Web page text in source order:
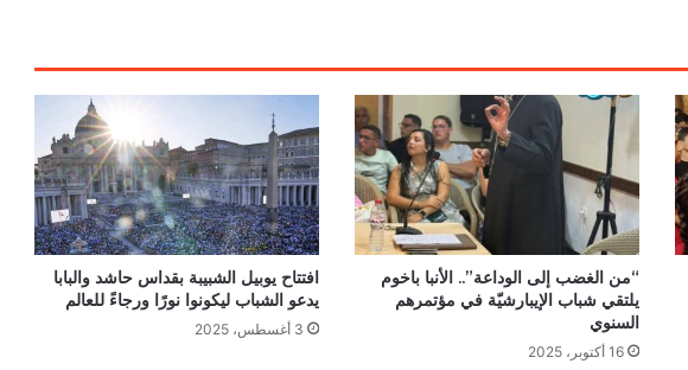
لبنان: 100 ألف طفل قد لا يعودون إلى
المدارس مع بداية العام الدراسي
البابا يشجّع شباب العراق على أن يكونوا نور
المسيح ورسُل رجاء في بلدهم
الكنيسة الكاثوليكية بمصر تثمن الأداء
المتميز للمنتخب المصري وروح التكاتف
التي جمعت المصريين
“من الغضب إلى الوداعة”.. الأنبا باخوم
يلتقي شباب الإيبارشيّة في مؤتمرهم
السنوي
16 أكتوبر، 2025
افتتاح يوبيل الشبيبة بقداس حاشد والبابا
يدعو الشباب ليكونوا نورًا ورجاءً للعالم
3 أغسطس، 2025